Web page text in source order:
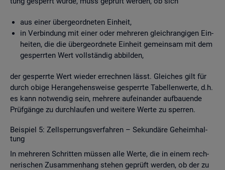
aus einer über­ge­ord­ne­ten Ein­heit,
in Ver­bin­dung mit einer oder meh­re­ren gleich­ran­gi­gen Ein­
hei­ten, die die über­ge­ord­ne­te Ein­heit ge­mein­sam mit dem
ge­sperr­ten Wert voll­stän­dig ab­bil­den,
der ge­sperr­te Wert wie­der er­rech­nen lässt. Glei­ches gilt für
durch obige Her­an­ge­hens­wei­se ge­sperr­te Ta­bel­len­wer­te, d.h.
es kann not­wen­dig sein, meh­re­re auf­ein­an­der auf­bau­en­de
Prüf­gän­ge zu durch­lau­fen und wei­te­re Werte zu sper­ren.
Bei­spiel 5: Zell­sper­rungs­ver­fah­ren – Se­kun­dä­re Ge­heim­hal­
tung
In meh­re­ren Schrit­ten müs­sen alle Werte, die in einem rech­
ne­ri­schen Zu­sam­men­hang ste­hen ge­prüft wer­den, ob der zu